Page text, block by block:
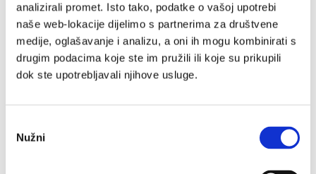
analizirali promet. Isto tako, podatke o vašoj upotrebi
naše web-lokacije dijelimo s partnerima za društvene
medije, oglašavanje i analizu, a oni ih mogu kombinirati s
drugim podacima koje ste im pružili ili koje su prikupili
dok ste upotrebljavali njihove usluge.
pristanka
Nužni
plaže